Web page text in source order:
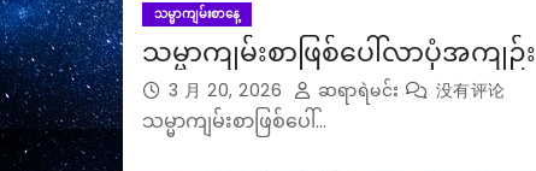
သမ္မာကျမ်းစာနေ့
သမ္မာကျမ်းစာဖြစ်ပေါ်လာပုံအကျဉ်း
3 月 20, 2026 ဆရာရဲမင်း 没有评论
သမ္မာကျမ်းစာဖြစ်ပေါ်…